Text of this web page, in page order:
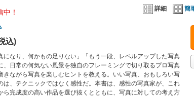
詳細 簡
！
込)
になり、何かもの足りない」「もう一段、レベルアップした写真
、日常の何気ない風景を独自のフレーミングで切り取るプロ写真
きながら写真を楽しむヒントを教える。いい写真、おもしろい写
は、テクニックではなく感性だ。本書は、感性の写真家が、これ
ら完成度の高い作品を選び抜くとともに、写真に対しての考え方